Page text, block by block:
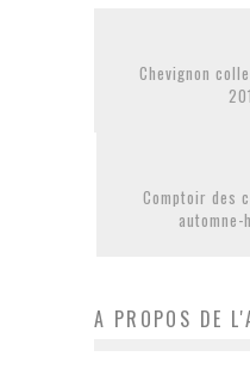
Chevignon
Comptoir des
automne-
A PROPOS DE